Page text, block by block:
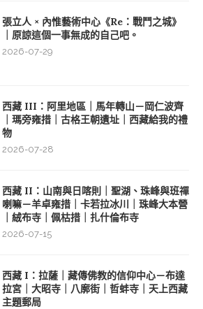
張立人 × 內惟藝術中心《Re：戰鬥之城》
｜原諒這個一事無成的自己吧。
2026-07-29
西藏 III：阿里地區｜馬年轉山－岡仁波齊
｜瑪旁雍措｜古格王朝遺址｜西藏給我的禮
物
2026-07-28
西藏 II：山南與日喀則｜聖湖、珠峰與班禪
喇嘛－羊卓雍措｜卡若拉冰川｜珠峰大本營
｜絨布寺｜佩枯措｜扎什倫布寺
2026-07-15
西藏 I：拉薩｜藏傳佛教的信仰中心－布達
拉宮｜大昭寺｜八廓街｜哲蚌寺｜天上西藏
主題郵局